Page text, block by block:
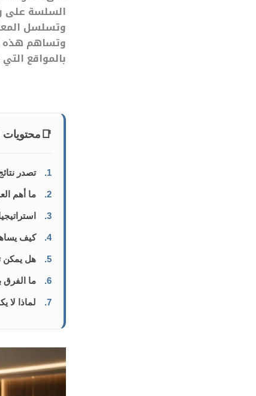
السلسة على
وتسلسل
وتساهم هذه
بالمواقع
📑 محتويات
1. تصدر
2. ما أهم
3.
4. كيف
5. هل يمكن
6. ما الفرق
7. لماذا لا